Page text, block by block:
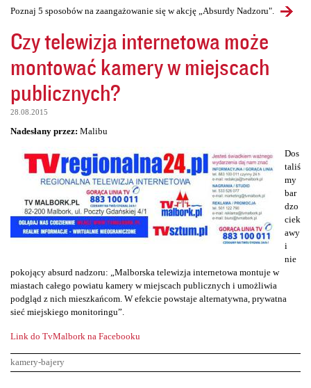
Poznaj 5 sposobów na zaangażowanie się w akcję „Absurdy Nadzoru".
Czy telewizja internetowa może
montować kamery w miejscach
publicznych?
28.08.2015
Nadesłany przez: Malibu
Dos
taliś
my
bar
dzo
ciek
awy
i
nie
pokojący absurd nadzoru: „Malborska telewizja internetowa montuje w
miastach całego powiatu kamery w miejscach publicznych i umożliwia
podgląd z nich mieszkańcom. W efekcie powstaje alternatywna, prywatna
sieć miejskiego monitoringu”.
Link do TvMalbork na Facebooku
kamery-bajery